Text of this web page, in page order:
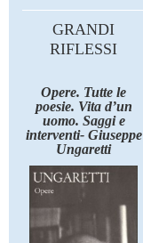
GRANDI
RIFLESSI
Opere. Tutte le
poesie. Vita d’un
uomo. Saggi e
interventi- Giuseppe
Ungaretti